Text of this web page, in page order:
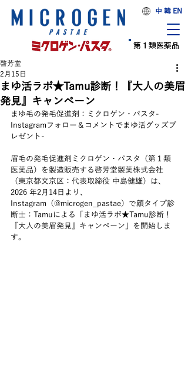
中 韓 EN
第１類医薬品
まゆ活ラボ★Tamu診断！『大人の美眉
発見』キャンペーン
啓芳堂
2月15日
まゆ毛の発毛促進剤：ミクロゲン・パスタ-
Instagramフォロー＆コメントでまゆ活グッズプ
レゼント-
眉毛の発毛促進剤ミクロゲン・パスタ（第１類
医薬品）を製造販売する啓芳堂製薬株式会社
（東京都文京区：代表取締役 中島健雄）は、
2026 年2月14日より、
Instagram（@microgen_pastae）で顔タイプ診
断士：Tamuによる「まゆ活ラボ★Tamu診断！
『大人の美眉発見』キャンペーン」を開始しま
す。